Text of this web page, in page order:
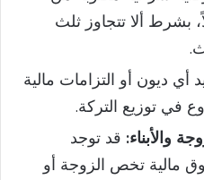
بشرط ألا تتجاوز ثلث
ديون أو التزامات مالية
في توزيع التركة.
والأبناء: قد توجد
مالية تخص الزوجة أو